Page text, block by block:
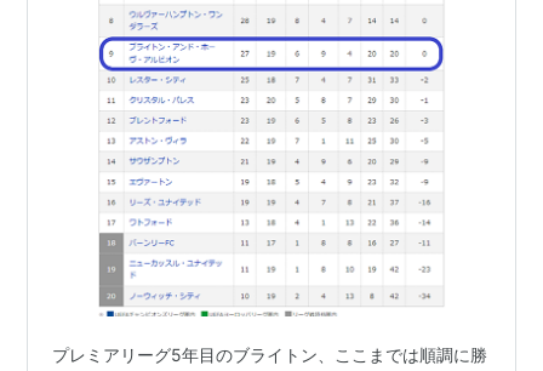
プレミアリーグ5年目のブライトン、ここまでは順調に勝